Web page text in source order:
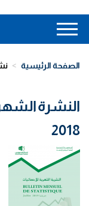
Main
الصفحة الرئيسية
النشرة
2018